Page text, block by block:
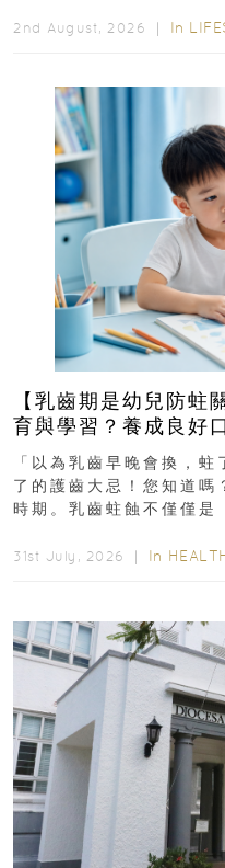
2nd August, 2026 ｜ In
【乳齒期是幼兒防蛀
育與學習？養成良好口腔習慣，
瑯質 兒童牙膏防護指
「以為乳齒早晚會換，
了的護齒大忌！您知道嗎
時期。乳齒蛀蝕不僅僅是
31st July, 2026 ｜ In